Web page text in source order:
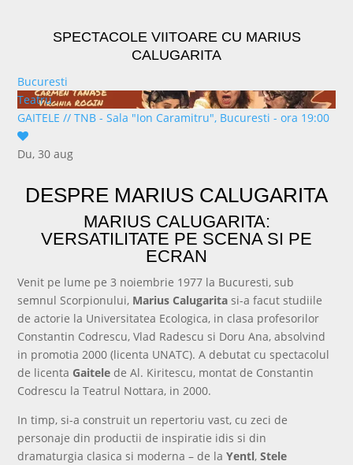
SPECTACOLE VIITOARE CU MARIUS
CALUGARITA
Bucuresti
Teatru
GAITELE// TNB - Sala "Ion Caramitru", Bucuresti - ora 19:00
Du, 30 aug
DESPRE MARIUS CALUGARITA
MARIUS CALUGARITA:
VERSATILITATE PE SCENA SI PE
ECRAN
Venit pe lume pe 3 noiembrie 1977 la Bucuresti, sub
semnul Scorpionului, Marius Calugarita si-a facut studiile
de actorie la Universitatea Ecologica, in clasa profesorilor
Constantin Codrescu, Vlad Radescu si Doru Ana, absolvind
in promotia 2000 (licenta UNATC). A debutat cu spectacolul
de licenta Gaitele de Al. Kiritescu, montat de Constantin
Codrescu la Teatrul Nottara, in 2000.
In timp, si-a construit un repertoriu vast, cu zeci de
personaje din productii de inspiratie idis si din
dramaturgia clasica si moderna – de laYentl,Stele